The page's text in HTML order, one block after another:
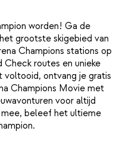
worden! Ga de
grootste skigebied van
Champions stations op
routes en unieke
voltooid, ontvang je gratis
Champions Movie met
voor altijd
beleef het ultieme